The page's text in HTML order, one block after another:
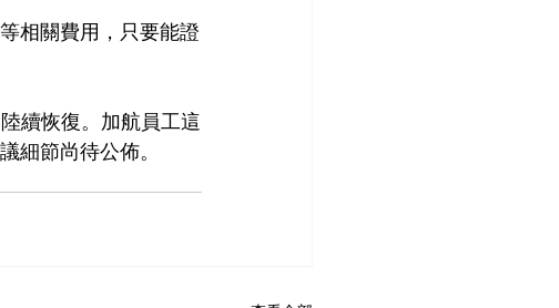
相關費用，只要能證
續恢復。加航員工這
細節尚待公佈。